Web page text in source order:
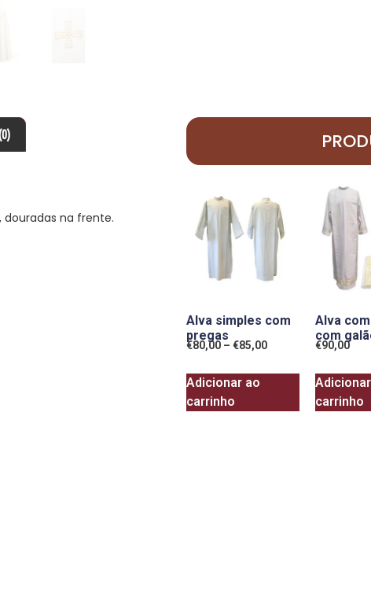
douradas na frente.
Alva simples com
pregas
€80,00– €85,00
Adicionar ao
carrinho
Alva
com
€90,00
carrinho